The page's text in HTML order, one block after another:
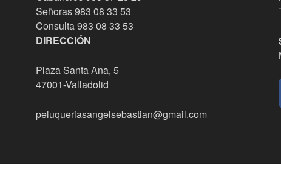
Señoras 983 08 33 53
Consulta983 08 33 53
DIRECCIÓN
Plaza Santa Ana, 5
47001-Valladolid
peluqueriasangelsebastian@gmail.com